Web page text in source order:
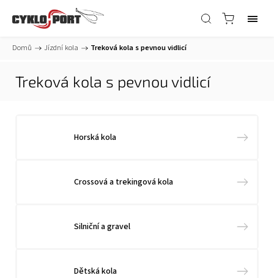
Domů / Jízdní kola / Treková kola s pevnou vidlicí
Treková kola s pevnou vidlicí
Horská kola
Crossová a trekingová kola
Silniční a gravel
Dětská kola